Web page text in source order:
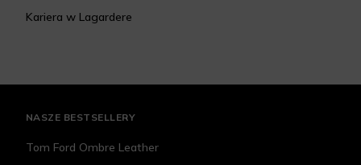
Kariera w Lagardere
NASZE BESTSELLERY
Tom Ford Ombre Leather